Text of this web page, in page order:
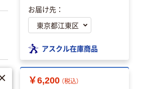
お届け先：
アスクル在庫商品
￥6,200 （税込）